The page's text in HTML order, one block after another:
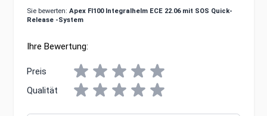
Sie bewerten: Apex FI100 Integralhelm ECE 22.06 mit SOS Quick-
Release -System
Ihre Bewertung:
Preis
Qualität